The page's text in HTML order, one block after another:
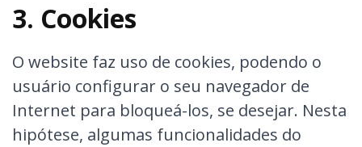
3. Cookies
O website faz uso de cookies, podendo o
usuário configurar o seu navegador de
Internet para bloqueá-los, se desejar. Nesta
hipótese, algumas funcionalidades do